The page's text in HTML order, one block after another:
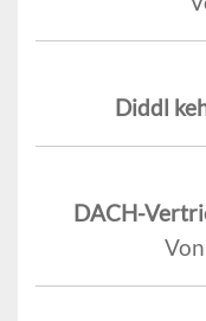
Diddl
DACH-